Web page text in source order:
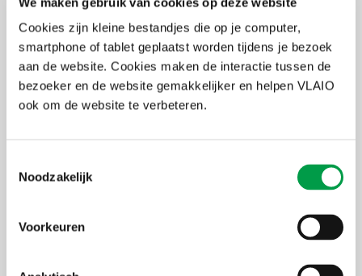
Cookies zijn kleine bestandjes die op je computer,
smartphone of tablet geplaatst worden tijdens je bezoek
aan de website. Cookies maken de interactie tussen de
bezoeker en de website gemakkelijker en helpen VLAIO
ook om de website te verbeteren.
Noodzakelijk
Voorkeuren
Workshop om te brainstormen over hoe een nieuw tapijt kan
geproduceerd worden rekeninghoudend met
eindelevenmogelijkheden. Hiertoe werd o.a.een tapijt ontwikkeld
dat langs de beide zijden kan worden gebruikt dat werd
voorgesteld op het WonderFestival in Kortrijk (10/2025).